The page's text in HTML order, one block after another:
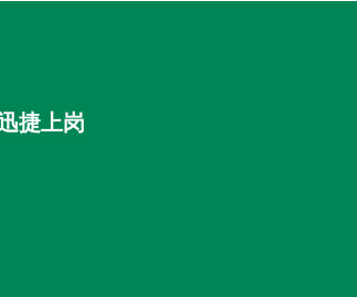
捷上岗